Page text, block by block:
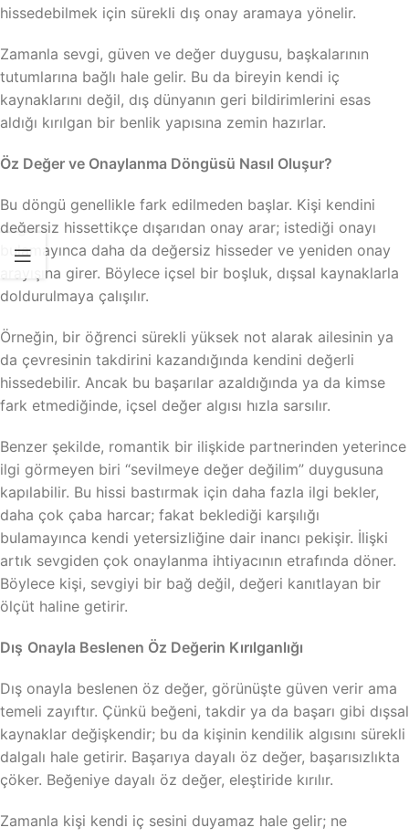
hissedebilmek için sürekli dış onay aramaya yönelir.
Zamanla sevgi, güven ve değer duygusu, başkalarının
tutumlarına bağlı hale gelir. Bu da bireyin kendi iç
kaynaklarını değil, dış dünyanın geri bildirimlerini esas
aldığı kırılgan bir benlik yapısına zemin hazırlar.
Öz Değer ve Onaylanma Döngüsü Nasıl Oluşur?
Bu döngü genellikle fark edilmeden başlar. Kişi kendini
değersiz hissettikçe dışarıdan onay arar; istediği onayı
bulamayınca daha da değersiz hisseder ve yeniden onay
arayışına girer. Böylece içsel bir boşluk, dışsal kaynaklarla
doldurulmaya çalışılır.
Örneğin, bir öğrenci sürekli yüksek not alarak ailesinin ya
da çevresinin takdirini kazandığında kendini değerli
hissedebilir. Ancak bu başarılar azaldığında ya da kimse
fark etmediğinde, içsel değer algısı hızla sarsılır.
Benzer şekilde, romantik bir ilişkide partnerinden yeterince
ilgi görmeyen biri “sevilmeye değer değilim” duygusuna
kapılabilir. Bu hissi bastırmak için daha fazla ilgi bekler,
daha çok çaba harcar; fakat beklediği karşılığı
bulamayınca kendi yetersizliğine dair inancı pekişir. İlişki
artık sevgiden çok onaylanma ihtiyacının etrafında döner.
Böylece kişi, sevgiyi bir bağ değil, değeri kanıtlayan bir
ölçüt haline getirir.
Dış Onayla Beslenen Öz Değerin Kırılganlığı
Dış onayla beslenen öz değer, görünüşte güven verir ama
temeli zayıftır. Çünkü beğeni, takdir ya da başarı gibi dışsal
kaynaklar değişkendir; bu da kişinin kendilik algısını sürekli
dalgalı hale getirir. Başarıya dayalı öz değer, başarısızlıkta
çöker. Beğeniye dayalı öz değer, eleştiride kırılır.
Zamanla kişi kendi iç sesini duyamaz hale gelir; ne